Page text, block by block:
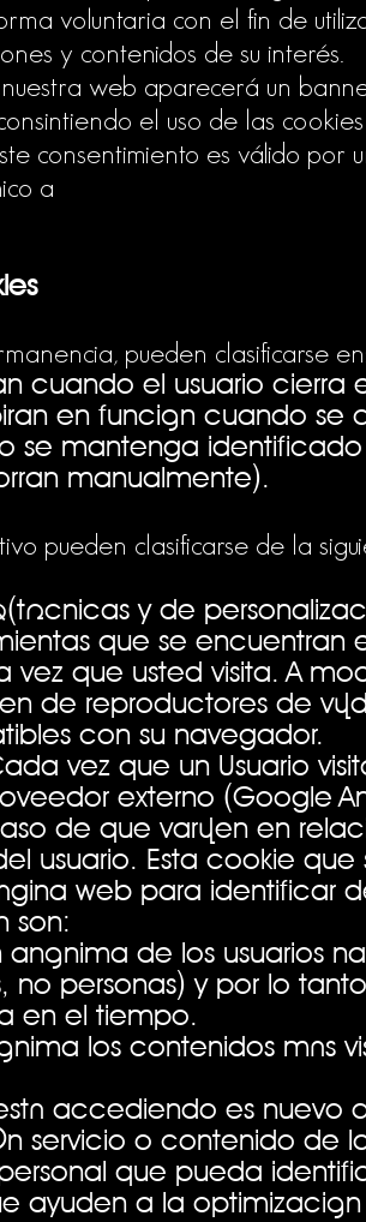
voluntaria con el fin de
y contenidos de su interés.
web aparecerá un
el uso de las
consentimiento es válido
a
pueden clasificarse
cuando el usuario cierra
en función cuando
se mantenga
manualmente).
pueden clasificarse de la
y de
que se encuentran
vez que usted visita. A
de reproductores de
con su navegador.
vez que un Usuario
externo (Google
de que varíen en
usuario. Esta cookie que
web para identificar
son:
anónima de los usuarios
no personas) y por lo
en el tiempo.
los contenidos más
accediendo es nuevo
servicio o contenido de
que pueda
ayuden a la